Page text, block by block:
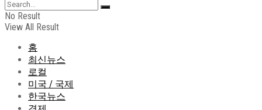
No Result
View All Result
홈
최신뉴스
로컬
미국 / 국제
한국뉴스